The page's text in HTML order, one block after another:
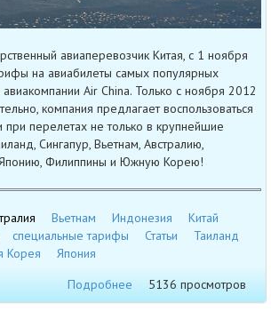
авиаперевозчик Китая, с 1 ноября
на авиабилеты самых популярных
Air China. Только с ноября 2012
компания предлагает воспользоваться
перелетах не только в крупнейшие
Сингапур, Вьетнам, Австралию,
Филиппины и Южную Корею!
Вьетнам Индонезия
Китай
специальные тарифы Статьи
Таиланд
Корея
Япония
Подробнее
5136 просмотров